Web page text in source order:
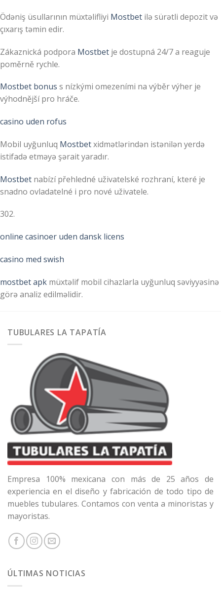
Ödəniş üsullarının müxtəlifliyi Mostbet ilə sürətli depozit və
çıxarış təmin edir.
Zákaznická podpora Mostbet je dostupná 24/7 a reaguje
poměrně rychle.
Mostbet bonus s nízkými omezeními na výběr výher je
výhodnější pro hráče.
casino uden rofus
Mobil uyğunluq Mostbetxidmətlərindən istənilən yerdə
istifadə etməyə şərait yaradır.
Mostbet nabízí přehledné uživatelské rozhraní, které je
snadno ovladatelné i pro nové uživatele.
302.
online casinoer uden dansk licens
casino med swish
mostbet apk müxtəlif mobil cihazlarla uyğunluq səviyyəsinə
görə analiz edilməlidir.
TUBULARES LA TAPATÍA
Empresa 100% mexicana con más de 25 años de
experiencia en el diseño y fabricación de todo tipo de
muebles tubulares. Contamos con venta a minoristas y
mayoristas.
ÚLTIMAS NOTICIAS